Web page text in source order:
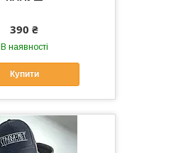
390 ₴
В наявності
Купити